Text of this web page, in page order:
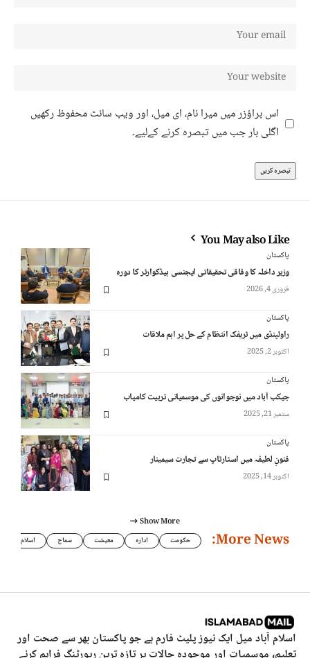
اس براؤزر میں میرا نام، ای میل، اور ویب سائٹ محفوظ رکھیں
اگلی بار جب میں تبصرہ کرنے کےلیے۔
You May also Like
پاکستان
وزیر داخلہ کا وفاقی تحقیقاتی ایجنسی ہیڈکوارٹر کا دورہ
فروری 4, 2026
پاکستان
راولپنڈی میں ٹریفک انتظام کے حل پر اہم ملاقات
اکتوبر 2, 2025
پاکستان
جیکب آباد میں نوجوانوں کی موسمیاتی تربیت کامیاب
ستمبر 21, 2025
پاکستان
فنونِ لطیفہ میں اسٹارٹاپ سے تجارت سیمینار
اکتوبر 14, 2025
Show More
More News: حکومت ادارہ معیشت سماج اسلام
اسلام آباد میل ایک نیوز پلیٹ فارم ہے جو پاکستان بھر سے صحت اور